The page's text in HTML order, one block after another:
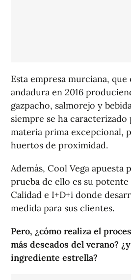
Esta empresa murciana, que
andadura en 2016
gazpacho, salmorejo y
siempre se ha
materia prima excepcional,
huertos de proximidad.
Además, Cool Vega apuesta
prueba de ello es su
Calidad e I+D+i donde
medida para sus clientes.
Pero, ¿cómo realiza el
más deseados del verano?
ingrediente estrella?